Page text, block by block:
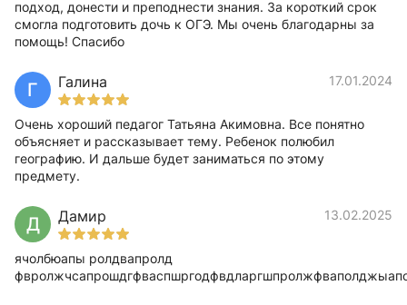
подход, донести и преподнести знания. За короткий срок
смогла подготовить дочь к ОГЭ. Мы очень благодарны за
помощь! Спасибо
Г Галина 17.01.2024
Очень хороший педагог Татьяна Акимовна. Все понятно
объясняет и рассказывает тему. Ребенок полюбил
географию. И дальше будет заниматься по этому
предмету.
Д Дамир 13.02.2025
ячолбюапы ролдвапролд